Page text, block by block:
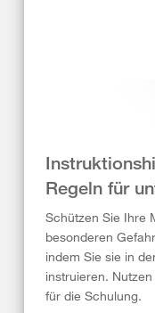
Regeln für
Schützen Sie Ihre
besonderen
indem Sie sie in
instruieren.
für die Schulung.